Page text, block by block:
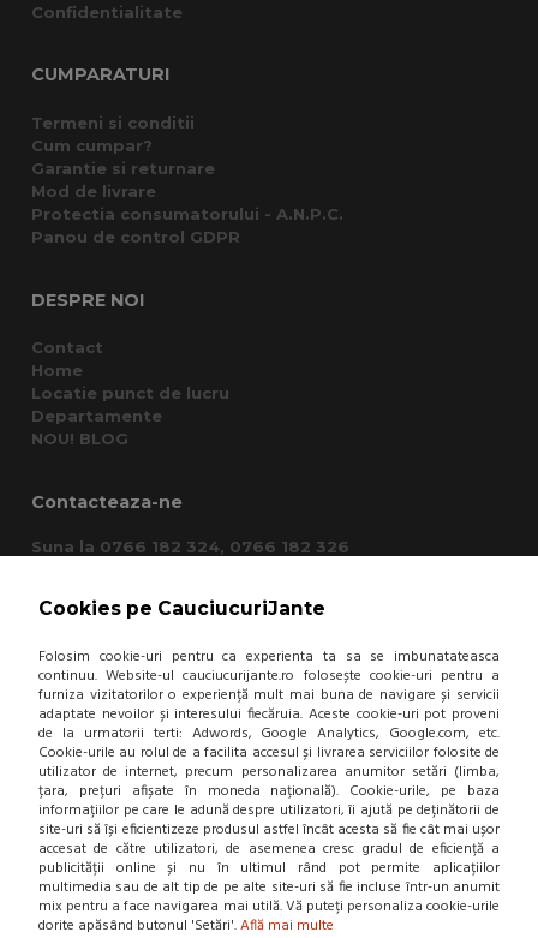
Cookies pe CauciucuriJante
Folosim cookie-uri pentru ca experienta ta sa se imbunatateasca
continuu. Website-ul cauciucurijante.ro folosește cookie-uri pentru a
furniza vizitatorilor o experiență mult mai buna de navigare și servicii
adaptate nevoilor și interesului fiecăruia. Aceste cookie-uri pot proveni
de la urmatorii terti: Adwords, Google Analytics, Google.com, etc.
Cookie-urile au rolul de a facilita accesul și livrarea serviciilor folosite de
utilizator de internet, precum personalizarea anumitor setări (limba,
țara, prețuri afișate în moneda națională). Cookie-urile, pe baza
informațiilor pe care le adună despre utilizatori, îi ajută pe deținătorii de
site-uri să își eficientizeze produsul astfel încât acesta să fie cât mai ușor
accesat de către utilizatori, de asemenea cresc gradul de eficiență a
publicității online și nu în ultimul rând pot permite aplicațiilor
multimedia sau de alt tip de pe alte site-uri să fie incluse într-un anumit
mix pentru a face navigarea mai utilă. Vă puteți personaliza cookie-urile
dorite apăsând butonul 'Setări'.Află mai multe
Confidentialitate
CUMPARATURI
Termeni si conditii
Cum cumpar?
Garantie si returnare
Mod de livrare
Protectia consumatorului - A.N.P.C.
Panou de control GDPR
DESPRE NOI
Contact
Home
Locatie punct de lucru
Departamente
NOU! BLOG
Contacteaza-ne
Suna la 0766 182 324, 0766 182 326
office@cauciucurijante.ro
Fii la curent cu noutatile!